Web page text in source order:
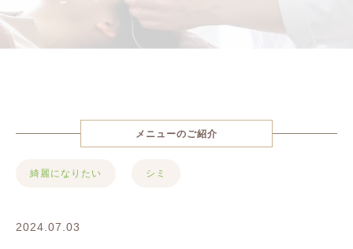
メニューのご紹介
綺麗になりたい シミ
2024.07.03